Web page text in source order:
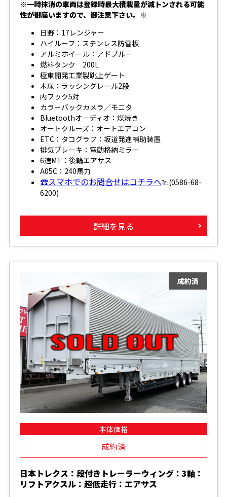
※一時抹消の車両は登録時最大積載量が減トンされる可能
性が御座いますので、御注意下さい。※
日野：17レンジャー
ハイルーフ：ステンレス防雪板
アルミホイール：アドブルー
燃料タンク 200L
極東開発工業製跳上ゲート
木床：ラッシングレール2段
内フック5対
カラーバックカメラ／モニタ
Bluetoothオーディオ：煤焼き
オートクルーズ：オートエアコン
ETC：タコグラフ：坂道発進補助装置
排気ブレーキ：電動格納ミラー
6速MT：後輪エアサス
A05C：240馬力
☎スマホでのお問合せはコチラへ℡(0586-68-
6200)
詳細を見る
本体価格
成約済
日本トレクス：段付きトレーラーウィング：3軸：
リフトアクスル：超低走行：エアサス